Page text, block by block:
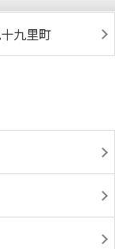
九里町